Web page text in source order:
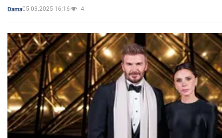
Dama05.03.2025 16:16 4